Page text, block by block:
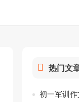
热门文
初一军训作